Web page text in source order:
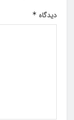
دیدگاه *